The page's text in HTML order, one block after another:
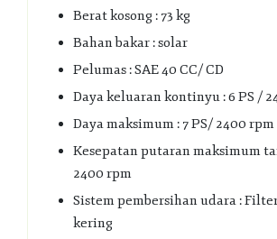
Berat kosong : 73 kg
Bahan bakar : solar
Pelumas : SAE 40 CC/ CD
Daya keluaran kontinyu : 6 PS /
Daya maksimum : 7 PS/ 2400 rpm
Kesepatan putaran maksimum
2400 rpm
Sistem pembersihan udara :
kering